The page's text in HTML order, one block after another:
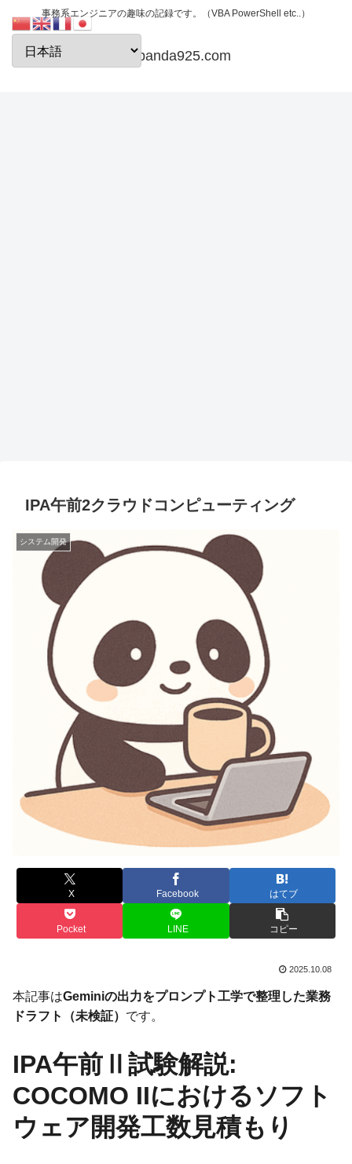
事務系エンジニアの趣味の記録です。（VBA PowerShell etc..）
papanda925.com
IPA午前2クラウドコンピューティング
システム開発
X Facebook はてブ
Pocket LINE コピー
2025.10.08
本記事はGeminiの出力をプロンプト工学で整理した業務
ドラフト（未検証） です。
IPA午前Ⅱ試験解説:
COCOMO IIにおけるソフト
ウェア開発工数見積もり